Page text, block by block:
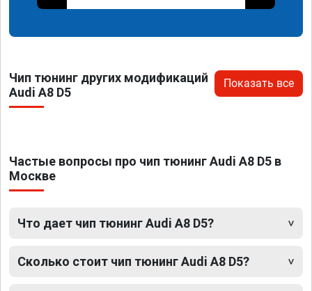
Чип тюнинг других модификаций
Audi A8 D5
Показать все
Частые вопросы про чип тюнинг Audi A8 D5 в
Москве
Что дает чип тюнинг Audi A8 D5?
Сколько стоит чип тюнинг Audi A8 D5?